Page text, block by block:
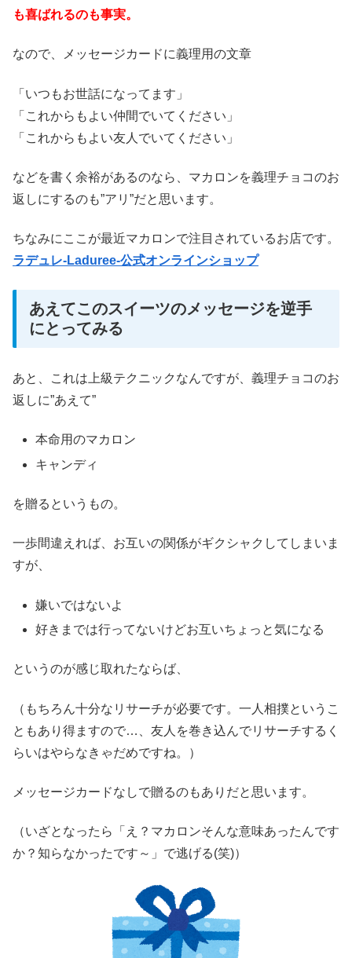
も喜ばれるのも事実。
なので、メッセージカードに義理用の文章
「いつもお世話になってます」
「これからもよい仲間でいてください」
「これからもよい友人でいてください」
などを書く余裕があるのなら、マカロンを義理チョコのお
返しにするのも”アリ”だと思います。
ちなみにここが最近マカロンで注目されているお店です。
ラデュレ-Laduree-公式オンラインショップ
あえてこのスイーツのメッセージを逆手
にとってみる
あと、これは上級テクニックなんですが、義理チョコのお
返しに”あえて”
本命用のマカロン
キャンディ
を贈るというもの。
一歩間違えれば、お互いの関係がギクシャクしてしまいま
すが、
嫌いではないよ
好きまでは行ってないけどお互いちょっと気になる
というのが感じ取れたならば、
（もちろん十分なリサーチが必要です。一人相撲というこ
ともあり得ますので…、友人を巻き込んでリサーチするく
らいはやらなきゃだめですね。）
メッセージカードなしで贈るのもありだと思います。
（いざとなったら「え？マカロンそんな意味あったんです
か？知らなかったです～」で逃げる(笑)）